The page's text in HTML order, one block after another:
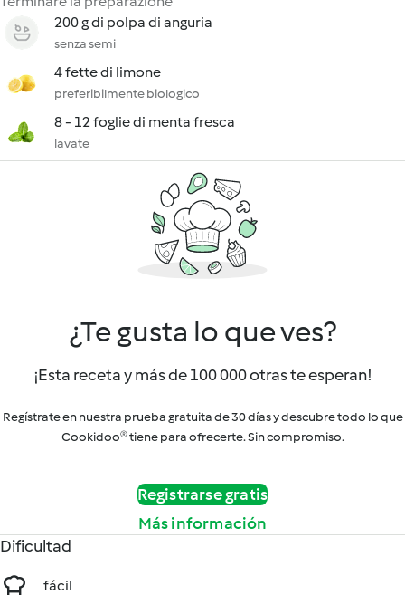
200 g di polpa di anguria
senza semi
4 fette di limone
preferibilmente biologico
8 - 12 foglie di menta fresca
lavate
¿Te gusta lo que ves?
¡Esta receta y más de 100 000 otras te esperan!
Regístrate en nuestra prueba gratuita de 30 días y descubre todo lo que
Cookidoo® tiene para ofrecerte. Sin compromiso.
Registrarse gratis
Más información
Dificultad
fácil